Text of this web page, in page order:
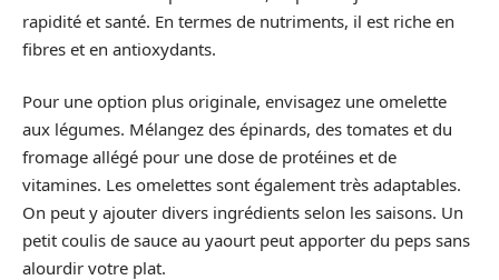
rapidité et santé. En termes de nutriments, il est riche en
fibres et en antioxydants.
Pour une option plus originale, envisagez une omelette
aux légumes. Mélangez des épinards, des tomates et du
fromage allégé pour une dose de protéines et de
vitamines. Les omelettes sont également très adaptables.
On peut y ajouter divers ingrédients selon les saisons. Un
petit coulis de sauce au yaourt peut apporter du peps sans
alourdir votre plat.